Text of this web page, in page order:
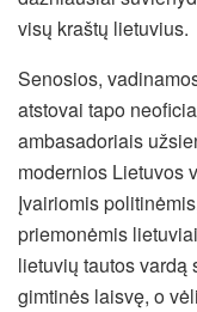
visų kraštų lietuvius.
Senosios,
atstovai tapo
ambasadoriais
modernios Lietuvos
Įvairiomis
priemonėmis
lietuvių tautos vardą
gimtinės laisvę, o